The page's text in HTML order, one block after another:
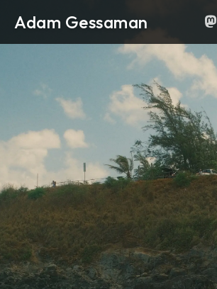
Adam Gessaman